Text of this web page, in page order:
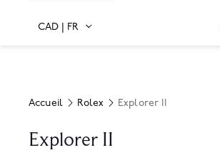
CAD | FR
Accueil Rolex Explorer II
Explorer II